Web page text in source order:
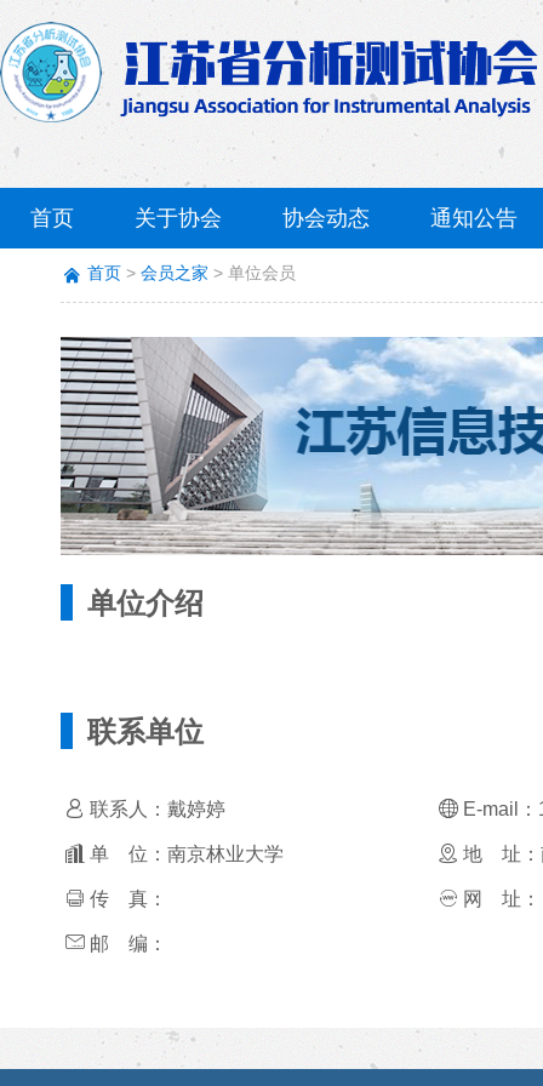
首页 关于协会 协会动态 通知公告
首页 会员之家 单位会员
单位介绍
联系单位
联系人：戴婷婷 E-mail
单 位：南京林业大学 地 址：
传 真： 网 址：
邮 编：